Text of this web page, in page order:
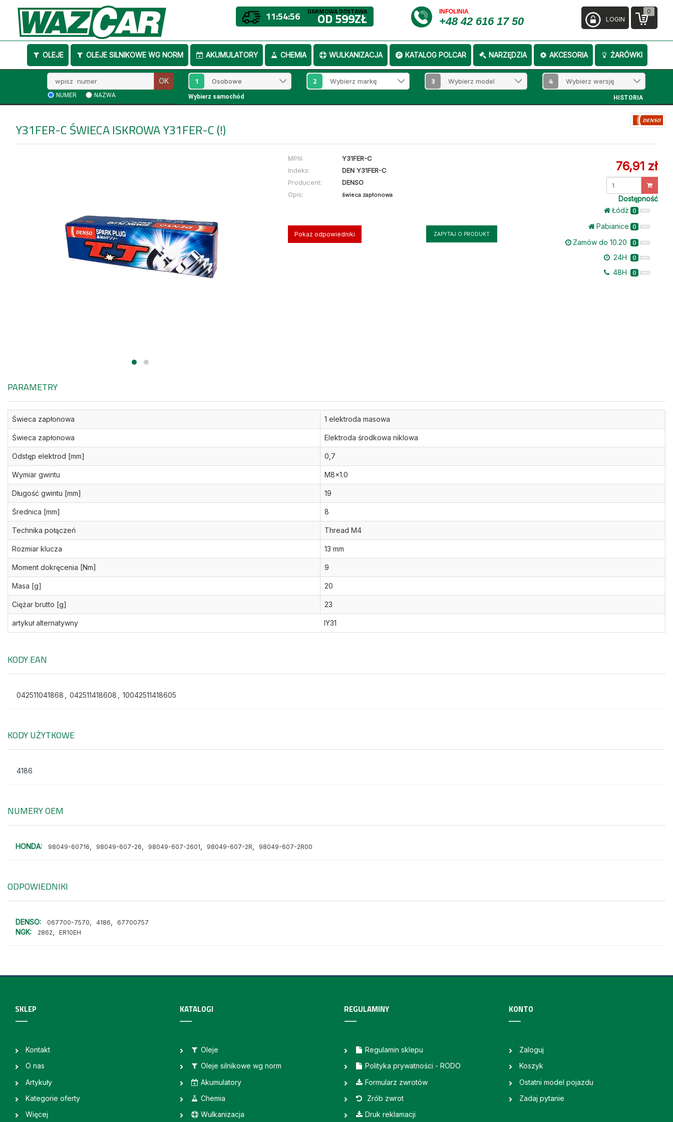
11:54:56 DARMOWA DOSTAWA
OD 599ZŁ INFOLINIA
+48 42 616 17 50
OLEJE OLEJE SILNIKOWE WG NORM AKUMULATORY CHEMIA WULKANIZACJA KATALOG POLCAR NARZĘDZIA AKCESORIA ŻARÓWKI
0
LOGIN
numer
OK
NUMER NAZWA
1 2 3 4
Wybierz samochód HISTORIA
Y31FER-CŚWIECA ISKROWA Y31FER-C (!)
MPN:
Y31FER-C
Indeks:
DEN Y31FER-C
Producent:
DENSO
Opis:
świeca zapłonowa
Pokaż odpowiedniki ZAPYTAJ O PRODUKT
76,91 zł
Dostępność
Łódż 0
Pabianice 0
Zamów do 10.20 0
24H 0
48H 0
PARAMETRY
Świeca zapłonowa 1 elektroda masowa
Świeca zapłonowa Elektroda środkowa niklowa
Odstęp elektrod [mm] 0,7
Wymiar gwintu M8x1.0
Długość gwintu [mm] 19
Średnica [mm] 8
Technika połączeń Thread M4
Rozmiar klucza 13 mm
Moment dokręcenia [Nm] 9
Masa [g] 20
Ciężar brutto [g] 23
artykuł alternatywny IY31
KODY EAN
042511041868 042511418608 10042511418605
KODY UŻYTKOWE
4186
NUMERY OEM
HONDA: 98049-60716 98049-607-26 98049-607-2601 98049-607-2R 98049-607-2R00
ODPOWIEDNIKI
DENSO: 067700-7570 4186 67700757
NGK: 2862 ER10EH
SKLEP
Kontakt
O nas
Artykuły
Kategorie oferty
Więcej
KATALOGI
Oleje
Oleje silnikowe wg norm
Akumulatory
Chemia
Wulkanizacja
REGULAMINY
Regulamin sklepu
Polityka prywatności - RODO
Formularz zwrotów
Zrób zwrot
Druk reklamacji
KONTO
Zaloguj
Koszyk
Ostatni model pojazdu
Zadaj pytanie